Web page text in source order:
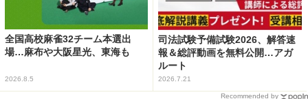
全国高校麻雀32チーム本選出
場…麻布や大阪星光、東海も
2026.8.5
司法試験予備試験2026、解答速
報＆総評動画を無料公開…アガ
ルート
2026.7.21
Recommended by